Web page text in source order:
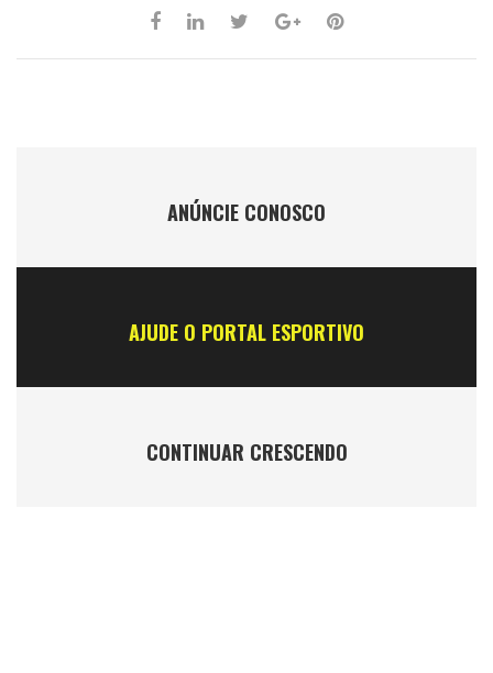
ANÚNCIE CONOSCO
AJUDE O PORTAL ESPORTIVO
CONTINUAR CRESCENDO